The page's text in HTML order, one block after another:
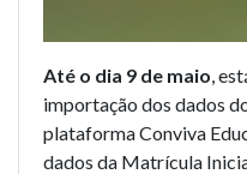
Até o dia 9 de maio ,
importação dos dados
plataforma Conviva
dados da Matrícula